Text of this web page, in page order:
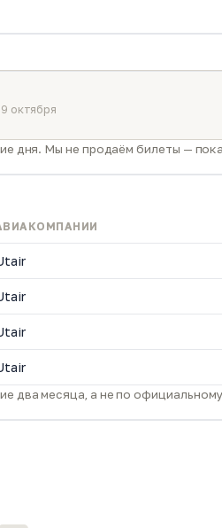
октября
дня. Мы не продаём билеты —
два месяца, а не по